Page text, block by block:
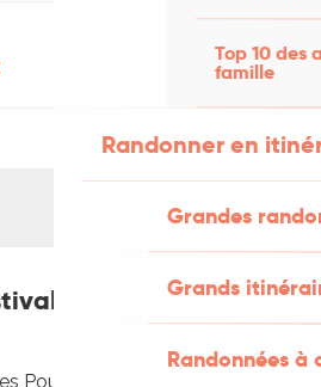
Top 10 des
famille
Randonner en
Grandes
Grands
Randonnées
au Clos
Poujols, 46700 Vire-sur-Lot